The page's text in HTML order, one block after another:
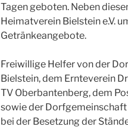
Tagen geboten. Neben
Heimatverein Bielstein e.V.
Getränkeangebote.
Freiwillige Helfer von der
Bielstein, dem Ernteverein
TV Oberbantenberg, dem
sowie der
bei der Besetzung der